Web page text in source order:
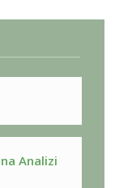
Analizi